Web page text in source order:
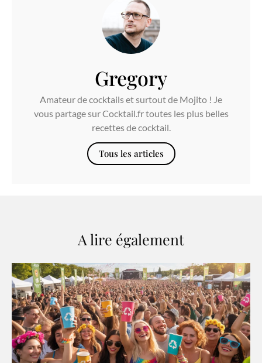
Gregory
Amateur de cocktails et surtout de Mojito ! Je
vous partage sur Cocktail.fr toutes les plus belles
recettes de cocktail.
Tous les articles
A lire également